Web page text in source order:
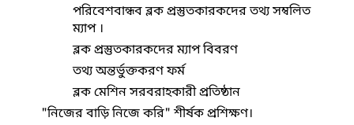
পরিবেশবান্ধব ব্লক প্রস্তুতকারকদের তথ্য সম্বলিত
ম্যাপ ।
ব্লক প্রস্তুতকারকদের ম্যাপ বিবরণ
তথ্য অন্তর্ভুক্তকরণ ফর্ম
ব্লক মেশিন সরবরাহকারী প্রতিষ্ঠান
"নিজের বাড়ি নিজে করি" শীর্ষক প্রশিক্ষণ।